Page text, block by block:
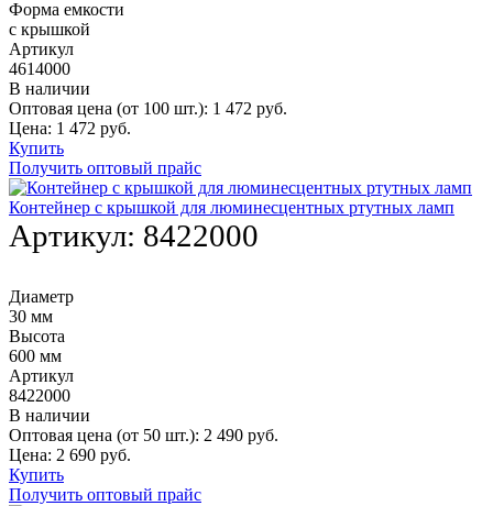
Форма емкости
с крышкой
Артикул
4614000
В наличии
Оптовая цена (от 100 шт.): 1 472 руб.
Цена: 1 472 руб.
Купить
Получить оптовый прайс
Контейнер с крышкой для люминесцентных ртутных ламп
Артикул: 8422000
Диаметр
30 мм
Высота
600 мм
Артикул
8422000
В наличии
Оптовая цена (от 50 шт.): 2 490 руб.
Цена: 2 690 руб.
Купить
Получить оптовый прайс